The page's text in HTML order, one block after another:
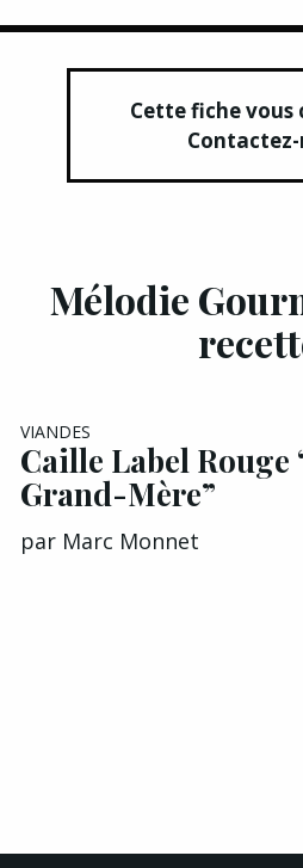
Cette fiche vous
Mélodie
VIANDES
Caille Label Rouge
Grand-Mère”
par Marc Monnet